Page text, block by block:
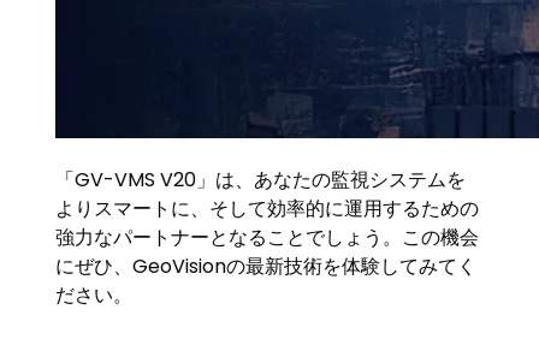
「GV-VMS V20」は、あなたの監視システムを
よりスマートに、そして効率的に運用するための
強力なパートナーとなることでしょう。この機会
にぜひ、GeoVisionの最新技術を体験してみてく
ださい。